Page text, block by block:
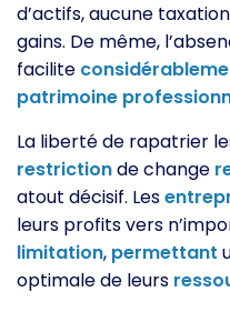
d’actifs, aucune
gains. De même,
facilite
patrimoine
La liberté de rapatrier
restrictionde change
atout décisif. Les
leurs profits vers
limitation, permettant
optimale de leurs